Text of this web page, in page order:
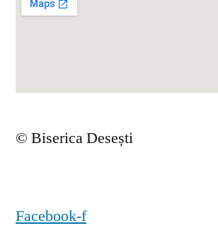
© Biserica Desești
Facebook-f